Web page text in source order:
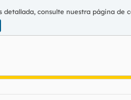
detallada, consulte nuestra página de